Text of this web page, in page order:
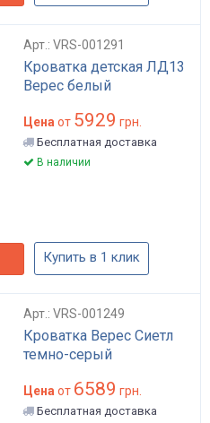
Арт.: VRS-001291
Кроватка детская ЛД13
Верес белый
Цена от 5929 грн.
Бесплатная доставка
В наличии
Купить в 1 клик
Арт.: VRS-001249
Кроватка Верес Сиетл
темно-серый
Цена от 6589 грн.
Бесплатная доставка